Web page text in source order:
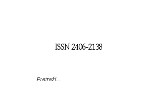
ISSN 2406-2138